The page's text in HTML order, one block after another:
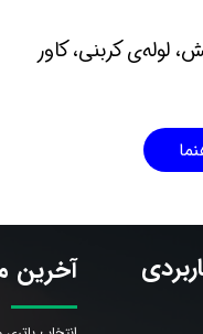
کربنی، کاور
آخرین